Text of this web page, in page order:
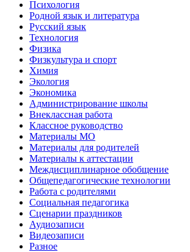
Психология
Родной язык и литература
Русский язык
Технология
Физика
Физкультура и спорт
Химия
Экология
Экономика
Администрирование школы
Внеклассная работа
Классное руководство
Материалы МО
Материалы для родителей
Материалы к аттестации
Междисциплинарное обобщение
Общепедагогические технологии
Работа с родителями
Социальная педагогика
Сценарии праздников
Аудиозаписи
Видеозаписи
Разное